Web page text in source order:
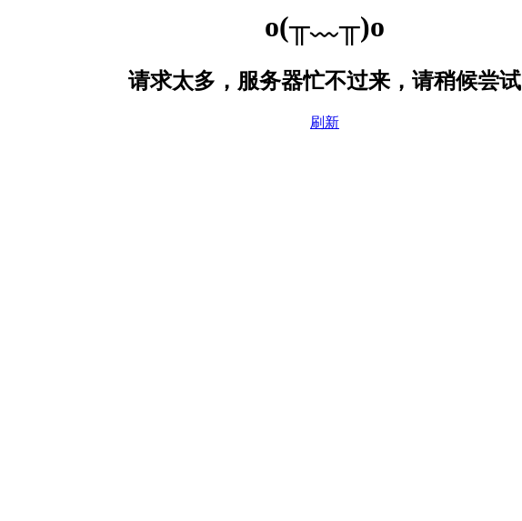
o(╥﹏╥)o
请求太多，服务器忙不过来，请稍候尝试
刷新